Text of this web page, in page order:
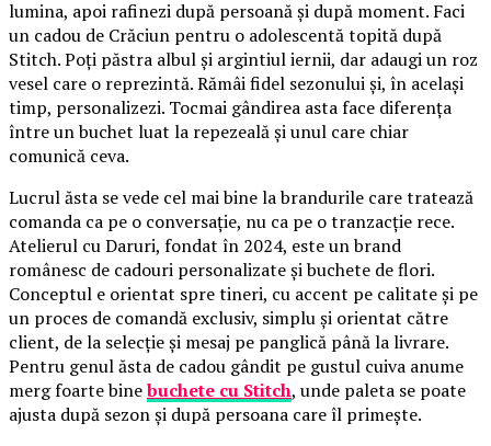
lumina, apoi rafinezi după persoană și după moment. Faci
un cadou de Crăciun pentru o adolescentă topită după
Stitch. Poți păstra albul și argintiul iernii, dar adaugi un roz
vesel care o reprezintă. Rămâi fidel sezonului și, în același
timp, personalizezi. Tocmai gândirea asta face diferența
între un buchet luat la repezeală și unul care chiar
comunică ceva.
Lucrul ăsta se vede cel mai bine la brandurile care tratează
comanda ca pe o conversație, nu ca pe o tranzacție rece.
Atelierul cu Daruri, fondat în 2024, este un brand
românesc de cadouri personalizate și buchete de flori.
Conceptul e orientat spre tineri, cu accent pe calitate și pe
un proces de comandă exclusiv, simplu și orientat către
client, de la selecție și mesaj pe panglică până la livrare.
Pentru genul ăsta de cadou gândit pe gustul cuiva anume
merg foarte binebuchete cu Stitch, unde paleta se poate
ajusta după sezon și după persoana care îl primește.